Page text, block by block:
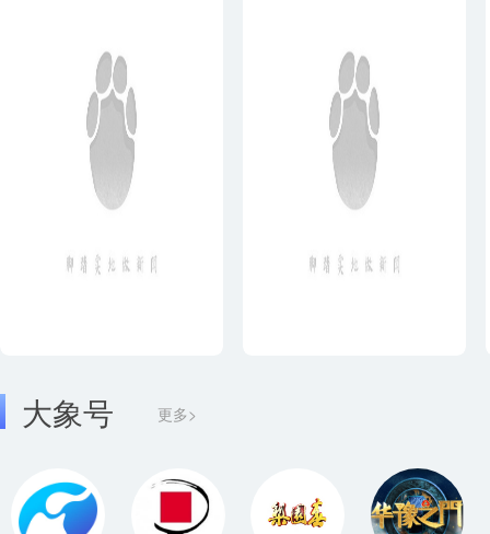
大象号 更多>